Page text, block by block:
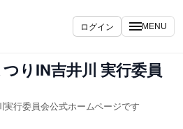
ログイン MENU
りIN吉井川 実行委員
行委員会公式ホームページです